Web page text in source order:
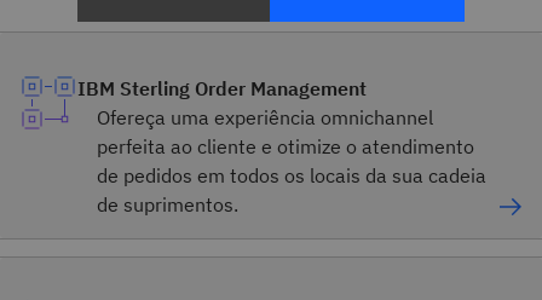
IBM Sterling Order Management
Ofereça uma experiência omnichannel
perfeita ao cliente e otimize o atendimento
de pedidos em todos os locais da sua cadeia
de suprimentos.